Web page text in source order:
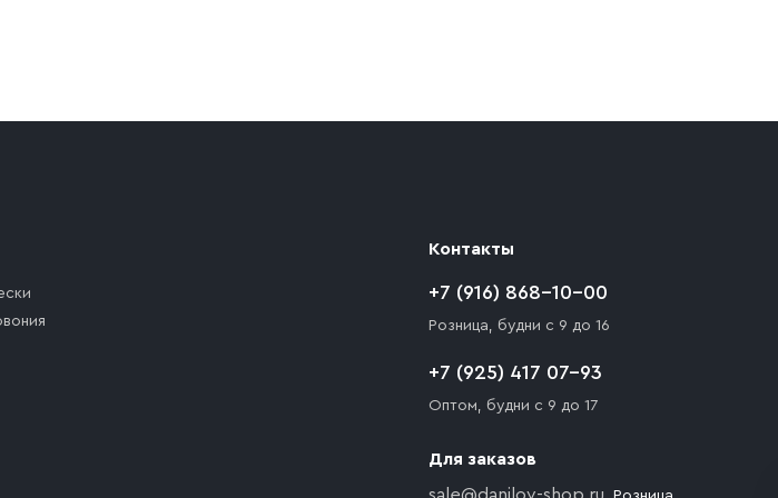
к месту запланированной разгрузки товара и не нарушает правила
Контакты
+7 (916) 868-10-00
Розница, будни с 9 до 16
+7 (925) 417 07-93
Оптом, будни с 9 до 17
Для заказов